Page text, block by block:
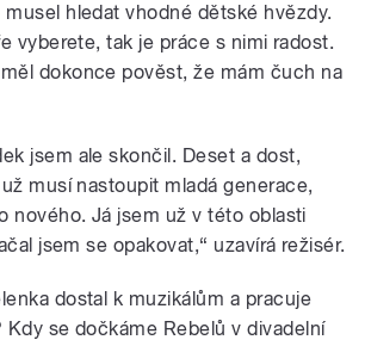
hledat vhodné dětské hvězdy.
vyberete, tak je práce s nimi radost.
dokonce pověst, že mám čuch na
jsem ale skončil. Deset a dost,
musí nastoupit mladá generace,
nového. Já jsem už v této oblasti
jsem se opakovat,“ uzavírá režisér.
dostal k muzikálům a pracuje
Kdy se dočkáme Rebelů v divadelní